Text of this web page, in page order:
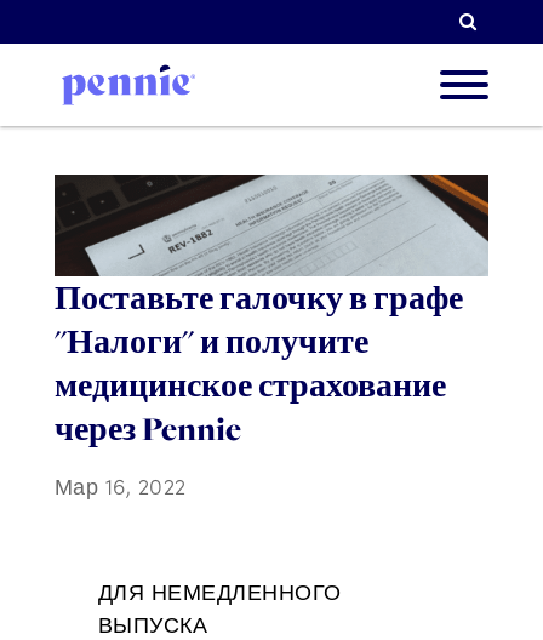
О нас
Наши
Поставьте галочку в графе
"Налоги" и получите
медицинское страхование
через Pennie
Мар 16, 2022
ДЛЯ НЕМЕДЛЕННОГО
ВЫПУСКА